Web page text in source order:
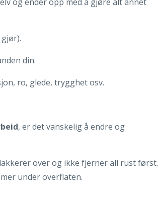
din.‎‎‎
ro, glede, trygghet osv.
, er det vanskelig å endre og
over og ikke fjerner all rust først.
under overflaten.